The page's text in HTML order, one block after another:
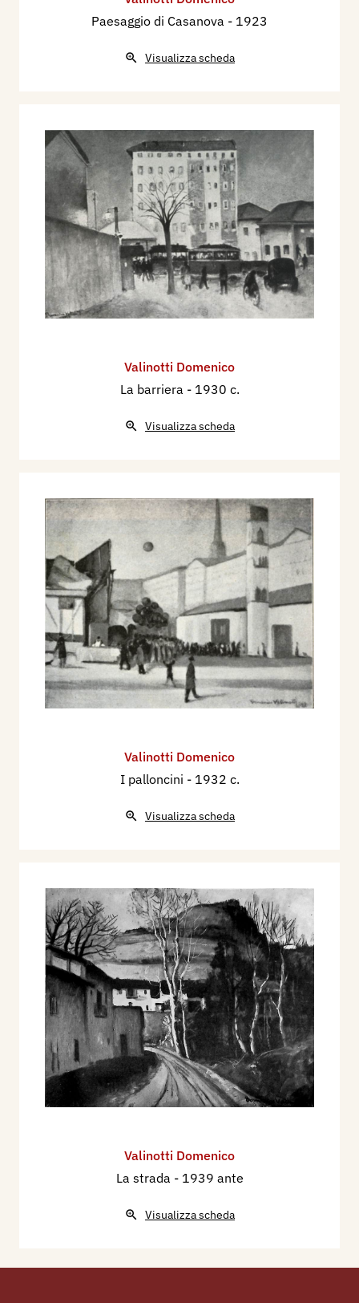
Paesaggio di Casanova - 1923
Visualizza scheda
Valinotti Domenico
La barriera - 1930 c.
Visualizza scheda
Valinotti Domenico
I palloncini - 1932 c.
Visualizza scheda
Valinotti Domenico
La strada - 1939 ante
Visualizza scheda